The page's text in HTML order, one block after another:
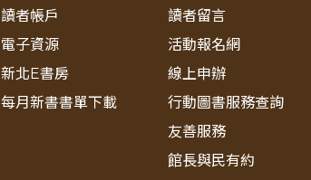
讀者帳戶
電子資源
新北E書房
每月新書書單下載
讀者留言
活動報名網
線上申辦
行動圖書服務查詢
友善服務
館長與民有約